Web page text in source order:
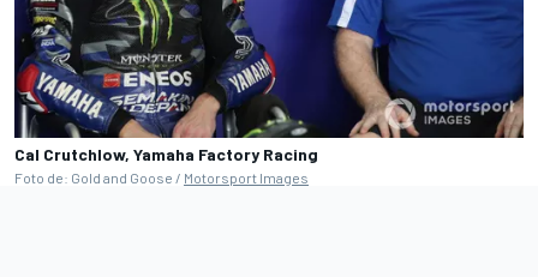
Cal Crutchlow, Yamaha Factory Racing
Foto de: Gold and Goose / Motorsport Images